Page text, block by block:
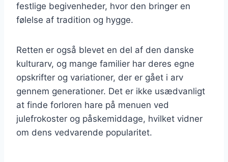
festlige begivenheder, hvor den bringer en
følelse af tradition og hygge.
Retten er også blevet en del af den danske
kulturarv, og mange familier har deres egne
opskrifter og variationer, der er gået i arv
gennem generationer. Det er ikke usædvanligt
at finde forloren hare på menuen ved
julefrokoster og påskemiddage, hvilket vidner
om dens vedvarende popularitet.